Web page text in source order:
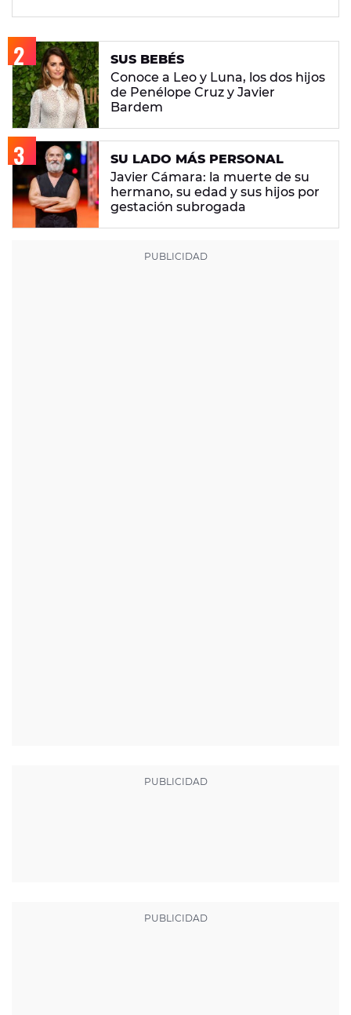
SUS BEBÉS
Conoce a Leo y Luna, los dos hijos
de Penélope Cruz y Javier
Bardem
SU LADO MÁS PERSONAL
Javier Cámara: la muerte de su
hermano, su edad y sus hijos por
gestación subrogada